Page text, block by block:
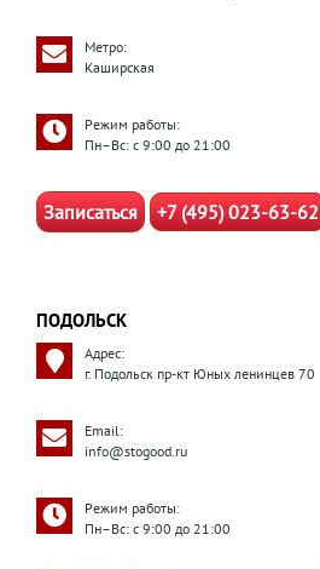
Метро:
Каширская
Режим работы:
Пн–Вс: с 9:00 до 21:00
Записаться +7 (495) 023-63-62
ПОДОЛЬСК
Адрес:
г. Подольск пр-кт Юных ленинцев 70
Email:
info@stogood.ru
Режим работы:
Пн–Вс: с 9:00 до 21:00